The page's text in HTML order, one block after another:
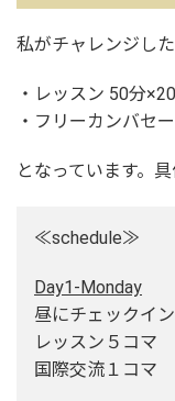
私がチャレンジし
・レッスン 50分
・フリーカンバセ
となっています。
≪schedule≫
Day1-Monday
昼にチェックイン
レッスン５コマ
国際交流１コマ